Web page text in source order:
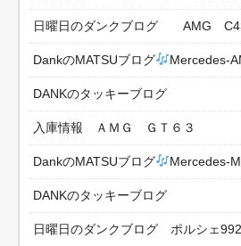
日曜日のダンクブログ AMG
DankのMATSUブログ Mercedes-
DANKのタッキーブログ
入庫情報 ＡＭＧ ＧＴ６３
DankのMATSUブログ Mercedes-
DANKのタッキーブログ
日曜日のダンクブログ ポルシェ